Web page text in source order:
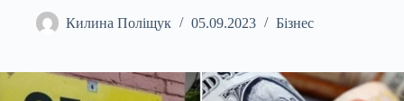
Килина Поліщук 05.09.2023 Бізнес